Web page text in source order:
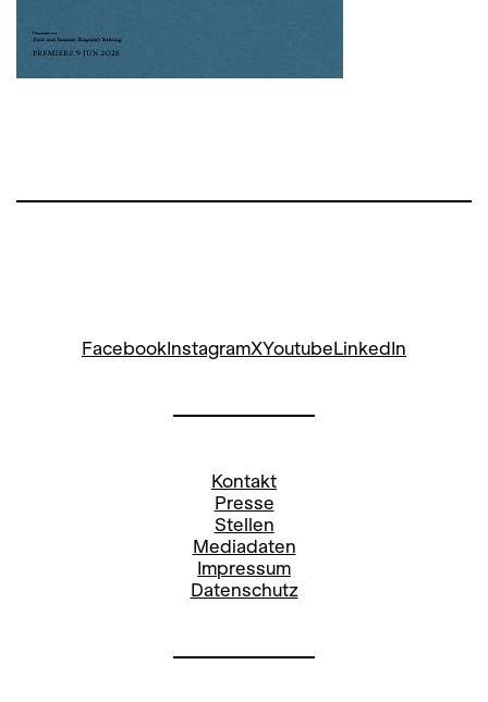
FacebookInstagramXYoutubeLinkedIn
Kontakt
Presse
Stellen
Mediadaten
Impressum
Datenschutz